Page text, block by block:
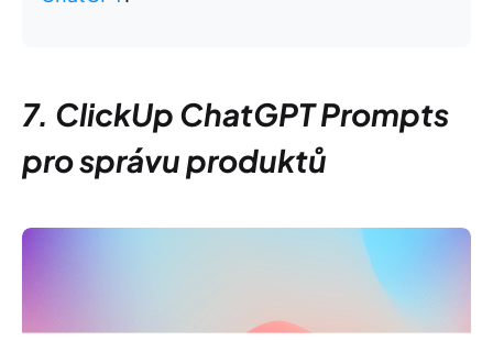
7. ClickUp ChatGPT Prompts
pro správu produktů